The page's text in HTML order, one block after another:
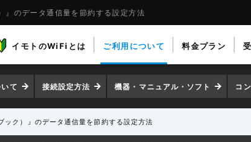
』のデータ通信量を節約する設定方法
イモトのWiFiとは ご利用について 料金プラン
て 接続設定方法 機器・マニュアル・ソフト コ
ック）』のデータ通信量を節約する設定方法